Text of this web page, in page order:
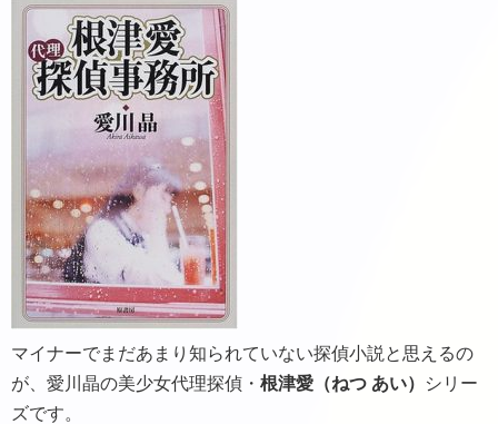
マイナーでまだあまり知られていない探偵小説と思えるの
が、愛川晶の美少女代理探偵・ 根津愛（ねつ あい）
シリー
ズです。